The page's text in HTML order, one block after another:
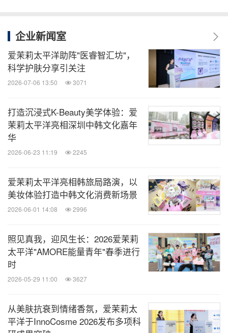
术[3]能够模拟人体层状小体脂质结构，并通过填充皮
肤屏障间隙，帮助神经酰胺成分在角质层中留存时间
[4]
，有效增强屏障功能。临床测试结果表
护效果，而持续使用更能获得渐进强化的保湿功效。
与此同时，该系列同步推出每日保湿柔护水分面霜及
每日保湿柔护修护乳，以不同质地适应多种肤质的保
秉承着"40年敏肌研究 成就肌肤健康之美"的美丽愿
景，瑷丝特兰致力于通过前沿科研，让"健康之美"融
丝特兰将这一愿景落地于更广阔场域的关键一
步 —— 依托多元渠道网络与本土化战略，既为中国
消费者提供兼具安全性与功能性的产品，也为爱茉莉
市场需求的精准回应，更以科学实证的专业力，推动
本土护肤行业向"健康可持续"进阶。未来，爱茉莉太
企业新闻室
爱茉莉太平洋助阵"医睿智汇坊"，
科学护肤分享引关注
2026-07-06 13:50 3071
打造沉浸式K-Beauty美学体验：爱
茉莉太平洋亮相深圳中韩文化嘉年
华
2026-06-23 11:19 2245
爱茉莉太平洋亮相韩旅局路演，以
美妆体验打造中韩文化消费新场景
2026-06-01 14:08 2996
照见真我，迎风生长：2026爱茉莉
太平洋"AMORE能量青年"春季进行
时
2026-05-29 11:00 3627
从美肤抗衰到情绪香氛，爱茉莉太
平洋于InnoCosme 2026发布多项科